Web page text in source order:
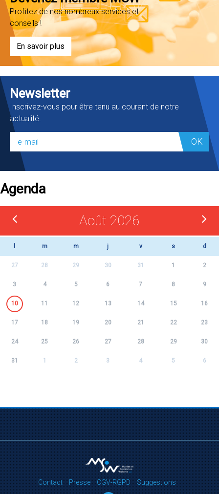
Profitez de nos nombreux services et
conseils !
En savoir plus
Newsletter
Inscrivez-vous pour être tenu au courant de notre
actualité.
OK
Agenda
Août 2026
m m j v s d
27 28 29 30 31 1 2
3 4 5 6 7 8 9
10 11 12 13 14 15 16
17 18 19 20 21 22 23
24 25 26 27 28 29 30
31 1 2 3 4 5 6
Contact Presse CGV-RGPD Suggestions